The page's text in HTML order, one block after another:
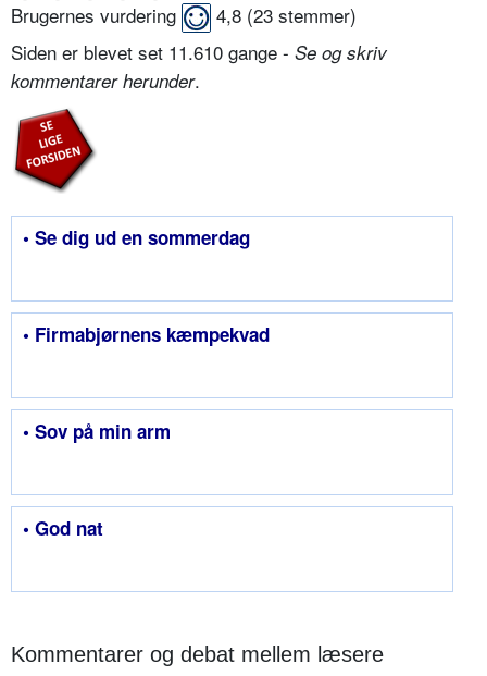
Brugernes vurdering 4,8 (23 stemmer)
Siden er blevet set 11.610 gange - Se og skriv
kommentarer herunder.
• Se dig ud en sommerdag
• Firmabjørnens kæmpekvad
• Sov på min arm
• God nat
Kommentarer og debat mellem læsere